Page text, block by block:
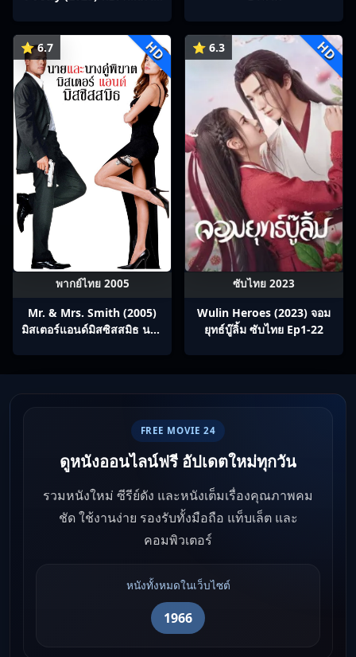
⭐ 6.7 HD
พากย์ไทย 2005
Mr. & Mrs. Smith (2005)
มิสเตอร์แอนด์มิสซิสสมิธ นาย
⭐ 6.3 HD
ซับไทย 2023
Wulin Heroes (2023) จอม
ยุทธ์บู๊ลิ้ม ซับไทย Ep1-22
FREE MOVIE 24
ดูหนังออนไลน์ฟรี อัปเดตใหม่ทุกวัน
รวมหนังใหม่ ซีรีย์ดัง และหนังเต็มเรื่องคุณภาพคม
ชัด ใช้งานง่าย รองรับทั้งมือถือ แท็บเล็ต และ
คอมพิวเตอร์
หนังทั้งหมดในเว็บไซต์
1966